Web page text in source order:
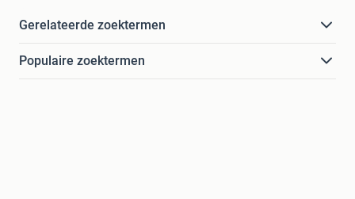
Gerelateerde zoektermen
Populaire zoektermen